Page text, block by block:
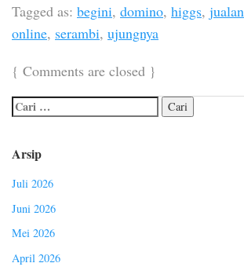
Tagged as: begini, domino, higgs, jualan
online, serambi, ujungnya
{ Comments are closed }
Arsip
Juli 2026
Juni 2026
Mei 2026
April 2026